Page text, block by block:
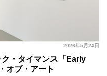
2026年5月24日
・タイマンス「Early
オブ・アート